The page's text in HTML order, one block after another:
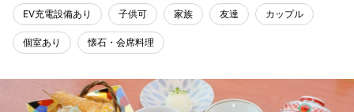
EV充電設備あり 子供可 家族 友達 カップル
個室あり 懐石・会席料理